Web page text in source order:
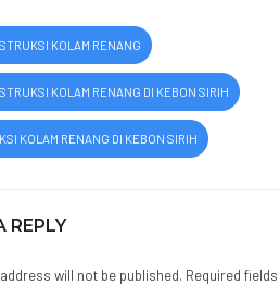
KOLAM RENANG
KOLAM RENANG DI KEBON SIRIH
KOLAM RENANG DI KEBON SIRIH
REPLY
will not be published. Required